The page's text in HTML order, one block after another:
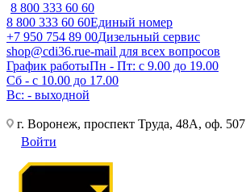
8 800 333 60 60
8 800 333 60 60Единый номер
+7 950 754 89 00Дизельный сервис
shop@cdi36.rue-mail для всех вопросов
График работыПн - Пт: с 9.00 до 19.00
Сб - с 10.00 до 17.00
Вс: - выходной
г. Воронеж, проспект Труда, 48А, оф. 507
Войти